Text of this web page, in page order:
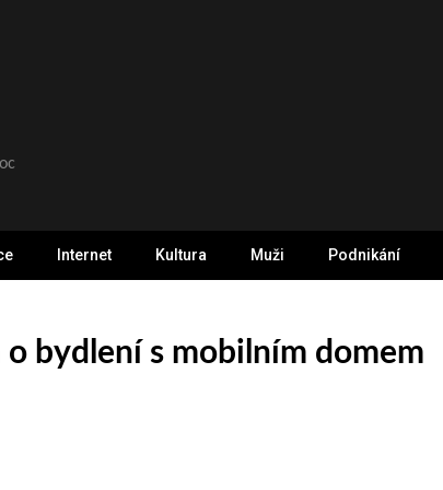
Internet Kultura Muži Podnikání
bydlení s mobilním domem